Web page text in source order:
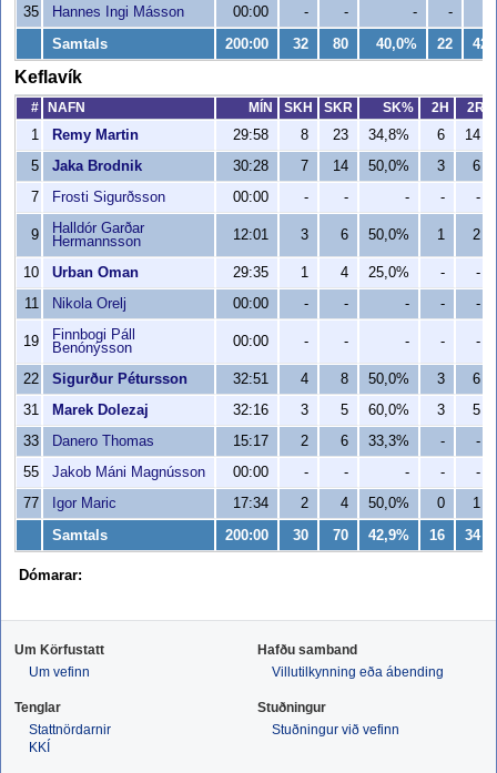
35
Hannes Ingi Másson 00:00 - - - -
Samtals 200:00 32 80 40,0% 22 42
Keflavík
# NAFN MÍN SKH SKR SK% 2H
2R
1
Remy Martin 29:58 8 23 34,8% 6
14
5
Jaka Brodnik 30:28 7 14 50,0% 3
6
7
Frosti Sigurðsson 00:00 - - - - -
9
Halldór Garðar
Hermannsson
12:01 3 6 50,0% 1 2
10 Urban Oman 29:35 1 4 25,0% -
-
11
Nikola Orelj 00:00 - - - - -
19
Finnbogi Páll
Benónýsson
00:00 - - - - -
22 Sigurður Pétursson 32:51 4 8 50,0% 3
6
31
Marek Dolezaj 32:16 3 5 60,0% 3
5
33
Danero Thomas 15:17 2 6 33,3% -
-
55
Jakob Máni Magnússon 00:00 - - - -
-
77
Igor Maric 17:34 2 4 50,0% 0 1
Samtals 200:00 30 70 42,9% 16 34
Dómarar:
Um Körfustatt
Um vefinn
Hafðu samband
Villutilkynning eða ábending
Tenglar
Stattnördarnir
KKÍ
Stuðningur
Stuðningur við vefinn